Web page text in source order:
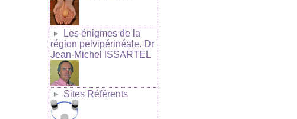
Les énigmes de la
région pelvipérinéale. Dr
Jean-Michel ISSARTEL
Sites Référents